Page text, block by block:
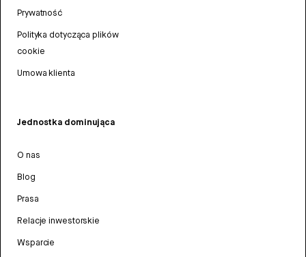
Prywatność
Polityka dotycząca plików
cookie
Umowa klienta
Jednostka dominująca
O nas
Blog
Prasa
Relacje inwestorskie
Wsparcie